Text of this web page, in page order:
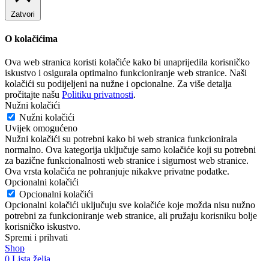
Zatvori
O kolačićima
Ova web stranica koristi kolačiće kako bi unaprijedila korisničko
iskustvo i osigurala optimalno funkcioniranje web stranice. Naši
kolačići su podijeljeni na nužne i opcionalne. Za više detalja
pročitajte našu Politiku privatnosti.
Nužni kolačići
Nužni kolačići
Uvijek omogućeno
Nužni kolačići su potrebni kako bi web stranica funkcionirala
normalno. Ova kategorija uključuje samo kolačiće koji su potrebni
za bazične funkcionalnosti web stranice i sigurnost web stranice.
Ova vrsta kolačića ne pohranjuje nikakve privatne podatke.
Opcionalni kolačići
Opcionalni kolačići
Opcionalni kolačići uključuju sve kolačiće koje možda nisu nužno
potrebni za funkcioniranje web stranice, ali pružaju korisniku bolje
korisničko iskustvo.
Spremi i prihvati
Shop
0 Lista želja